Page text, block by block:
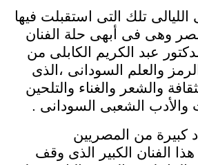
تلك التى استقبلت فيها
وهى فى أبهى حلة الفنان
عبد الكريم الكابلى من
والعلم السودانى ،الذى
والشعر والغناء والتلحين
والأدب الشعبى السودانى .
من المصريين
هذا الفنان الكبير الذى وقف